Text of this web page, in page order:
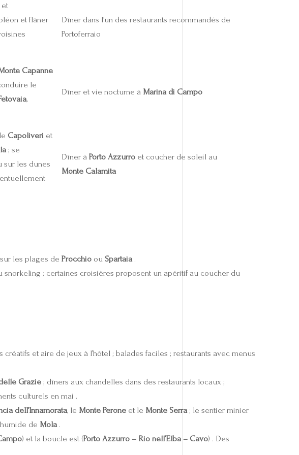
et flâner
Dîner dans l’un des restaurants recommandés de
Portoferraio
Capanne
le
,
Dîner et vie nocturne à Marina di Campo
Capoliveri et
; se
sur les dunes
Dîner à Porto Azzurroet coucher de soleil au
Monte Calamita
les plages de Procchio ou Spartaia.
; certaines croisières proposent un apéritif au coucher du
créatifs et aire de jeux à l’hôtel ; balades faciles ; restaurants avec menus
Grazie ; dîners aux chandelles dans des restaurants locaux ;
culturels en mai .
dell’Innamorata, le Monte Perone et le Monte Serra; le sentier minier
de Mola.
) et la boucle est (Porto Azzurro – Rio nell’Elba – Cavo) . Des